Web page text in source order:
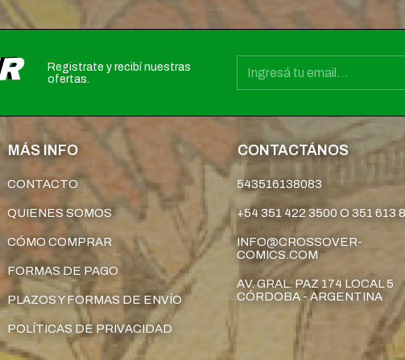
Registrate y recibí nuestras
ofertas.
MÁS INFO
CONTACTO
QUIENES SOMOS
CÓMO COMPRAR
FORMAS DE PAGO
PLAZOS Y FORMAS DE ENVÍO
POLÍTICAS DE PRIVACIDAD
CONTACTÁNOS
543516138083
+54 351 422 3500 O 351 613
INFO@CROSSOVER-
COMICS.COM
AV. GRAL. PAZ 174 LOCAL 5
CÓRDOBA - ARGENTINA